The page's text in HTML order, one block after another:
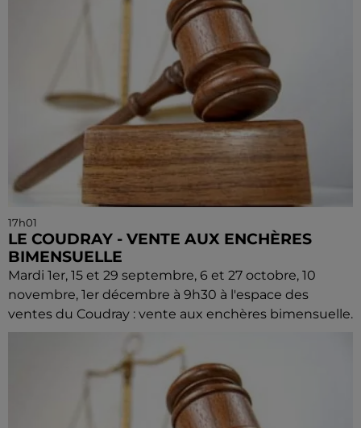
17h01
LE COUDRAY - VENTE AUX ENCHÈRES
BIMENSUELLE
Mardi 1er, 15 et 29 septembre, 6 et 27 octobre, 10
novembre, 1er décembre à 9h30 à l'espace des
ventes du Coudray : vente aux enchères bimensuelle.